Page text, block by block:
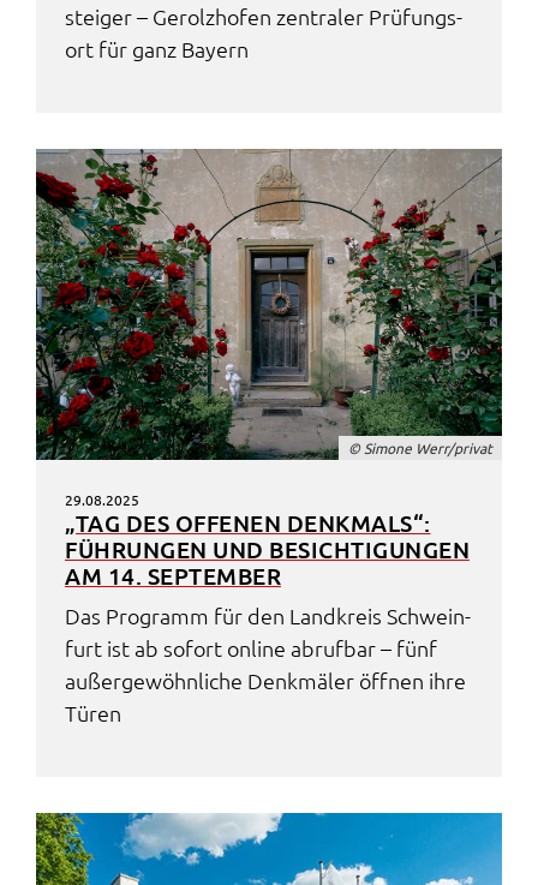
stei­ger – Gerolz­hofen zentra­ler Prüfungs­
ort für ganz Bayern
© Simo­ne Werr/privat
29.08.2025
„TAG DES OFFE­NEN DENK­MALS“:
FÜHRUN­GEN UND BESICH­TI­GUN­GEN
AM 14. SEPTEM­BER
Das Programm für den Land­kreis Schwein­
furt ist ab sofort online abruf­bar – fünf
außer­ge­wöhn­li­che Denk­mä­ler öffnen ihre
Türen